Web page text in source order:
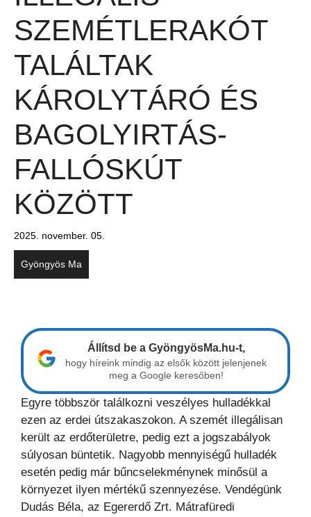
SZEMÉTLERAKÓT
TALÁLTAK
KÁROLYTÁRÓ ÉS
BAGOLYIRTÁS-
FALLÓSKÚT
KÖZÖTT
2025. november. 05.
Gyöngyös Ma
Állítsd be a GyöngyösMa.hu-t,
hogy híreink mindig az elsők között jelenjenek
meg a Google keresőben!
Egyre többször találkozni veszélyes hulladékkal
ezen az erdei útszakaszokon. A szemét illegálisan
került az erdőterületre, pedig ezt a jogszabályok
súlyosan büntetik. Nagyobb mennyiségű hulladék
esetén pedig már bűncselekménynek minősül a
környezet ilyen mértékű szennyezése. Vendégünk
Dudás Béla, az Egererdő Zrt. Mátrafüredi